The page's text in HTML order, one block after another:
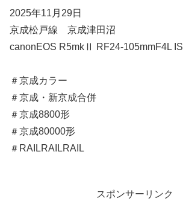
2025年11月29日
京成松戸線 京成津田沼
canonEOS R5mkⅡ RF24-105mmF4L
＃京成カラー
＃京成・新京成合併
＃京成8800形
＃京成80000形
＃RAILRAILRAIL
スポンサーリンク